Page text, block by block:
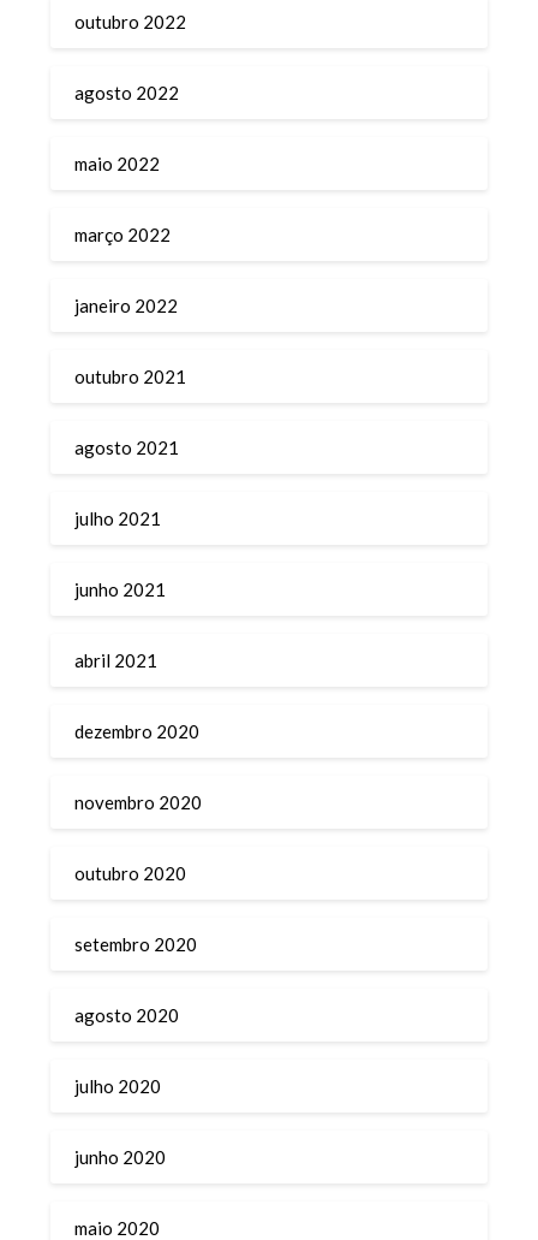
outubro 2022
agosto 2022
maio 2022
março 2022
janeiro 2022
outubro 2021
agosto 2021
julho 2021
junho 2021
abril 2021
dezembro 2020
novembro 2020
outubro 2020
setembro 2020
agosto 2020
julho 2020
junho 2020
maio 2020